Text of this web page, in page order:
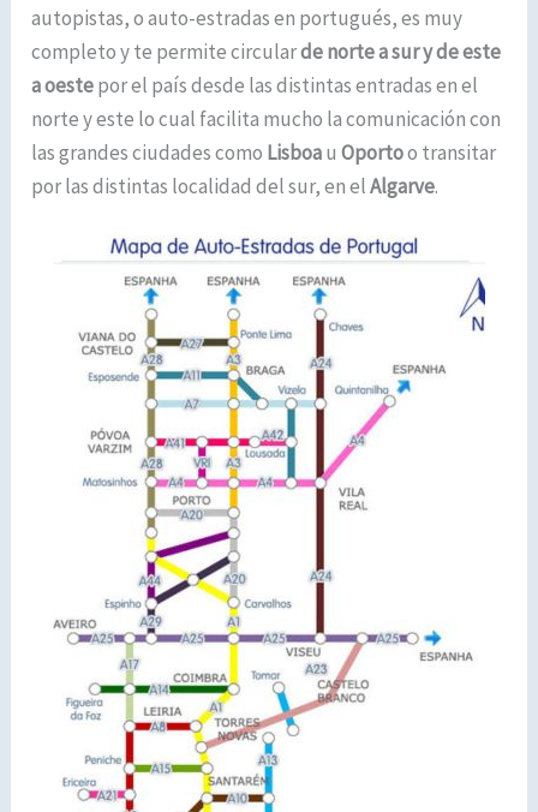
autopistas, o auto-estradas en portugués, es muy
completo y te permite circularde norte a sur y de este
a oestepor el país desde las distintas entradas en el
norte y este lo cual facilita mucho la comunicación con
las grandes ciudades como LisboauOportoo transitar
por las distintas localidad del sur, en elAlgarve.